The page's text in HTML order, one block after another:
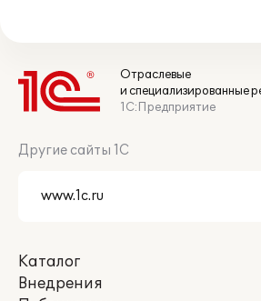
Отраслевые
и специализированные
1С:Предприятие
Другие сайты 1С
Каталог
Внедрения